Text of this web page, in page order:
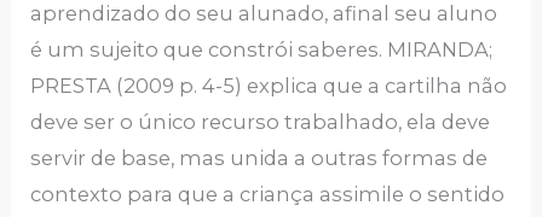
aprendizado do seu alunado, afinal seu aluno
é um sujeito que constrói saberes. MIRANDA;
PRESTA (2009 p. 4-5) explica que a cartilha não
deve ser o único recurso trabalhado, ela deve
servir de base, mas unida a outras formas de
contexto para que a criança assimile o sentido